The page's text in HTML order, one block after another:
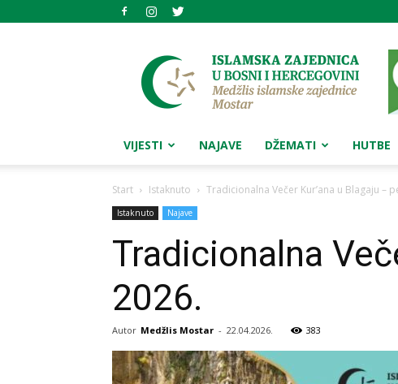
Medžlis
islamske
zajednice
Mostar
VIJESTI NAJAVE DŽEMATI HUTBE
Start Istaknuto Tradicionalna Večer Kur’ana u Blagaju –
Istaknuto Najave
Tradicionalna
2026.
Autor Medžlis Mostar - 22.04.2026. 383